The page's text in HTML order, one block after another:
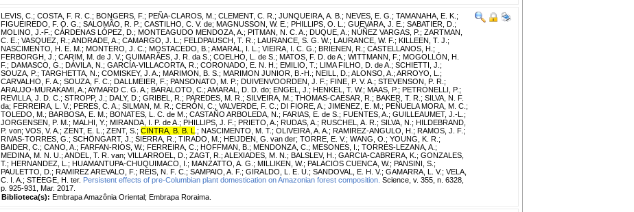
LEVIS, C. ; COSTA, F. R. C. ; BONGERS, F. ; PEÑA-CLAROS, M. ; CLEMENT, C. R. ; JUNQUEIRA, A. B. ; NEVES, E. G. ; TAMANAHA, E. K. ;
FIGUEIREDO, F. O. G. ; SALOMÃO, R. P. ; CASTILHO, C. V. de; MAGNUSSON, W. E. ; PHILLIPS, O. L. ; GUEVARA, J. E. ; SABATIER, D. ;
MOLINO, J.-F. ; CÁRDENAS LÓPEZ, D. ; MONTEAGUDO MENDOZA, A. ; PITMAN, N. C. A. ; DUQUE, A. ; NÚÑEZ VARGAS, P. ; ZARTMAN,
C. E. ; VASQUEZ, R. ; ANDRADE, A. ; CAMARGO, J. L. ; FELDPAUSCH, T. R. ; LAURANCE, S. G. W.; LAURANCE, W. F. ; KILLEEN, T. J. ;
NASCIMENTO, H. E. M. ; MONTERO, J. C. ; MOSTACEDO, B. ; AMARAL, I. L. ; VIEIRA, I. C. G. ; BRIENEN, R. ; CASTELLANOS, H. ;
FERBORGH, J. ; CARIM, M. de J. V.; GUIMARÃES, J. R. da S. ; COELHO, L. de S. ; MATOS, F. D. de A. ; WITTMANN, F. ; MOGOLLÓN, H.
F. ; DAMASCO, G. ; DÁVILA, N. ; GARCÍA-VILLACORTA, R. ; CORONADO, E. N. H. ; EMILIO, T. ; LIMA FILHO, D. de A. ; SCHIETTI, J. ;
SOUZA, P. ; TARGHETTA, N. ; COMISKEY, J. A. ; MARIMON, B. S. ; MARIMON JUNIOR, B.-H. ; NEILL, D. ; ALONSO, A. ; ARROYO, L. ;
CARVALHO, F. A. ; SOUZA, F. C. ; DALLMEIER, F. ; PANSONATO, M. P. ; DUIVENVOORDEN, J. F. ; FINE, P. V. A. ; STEVENSON, P. R. ;
ARAUJO-MURAKAMI, A. ; AYMARD C. G. A. ; BARALOTO, C. ; AMARAL, D. D. do; ENGEL, J. ; HENKEL, T. W.; MAAS, P. ; PETRONELLI, P. ;
REVILLA, J. D. C. ; STROPP, J. ; DALY, D. ; GRIBEL, R. ; PAREDES, M. R. ; SILVEIRA, M. ; THOMAS-CAESAR, R. ; BAKER, T. R. ; SILVA, N. F.
da; FERREIRA, L. V.; PERES, C. A. ; SILMAN, M. R. ; CERÓN, C. ; VALVERDE, F. C. ; DI FIORE, A. ; JIMENEZ, E. M. ; PEÑUELA MORA, M. C. ;
TOLEDO, M. ; BARBOSA, E. M. ; BONATES, L. C. de M. ; CASTAÑO ARBOLEDA, N. ; FARIAS, E. de S. ; FUENTES, A. ; GUILLEAUMET, J.-L. ;
JORGENSEN, P. M. ; MALHI, Y. ; MIRANDA, I. P. de A. ; PHILLIPS, J. F. ; PRIETO, A. ; RUDAS, A. ; RUSCHEL, A. R. ; SILVA, N. ; HILDEBRAND,
P. von; VOS, V. A. ; ZENT, E. L. ; ZENT, S. ; CINTRA, B. B. L ; NASCIMENTO, M. T. ; OLIVEIRA, A. A. ; RAMIREZ-ANGULO, H. ; RAMOS, J. F. ;
RIVAS-TORRES, G. ; SCHÖNGART, J. ; SIERRA, R. ; TIRADO, M. ; HEIJDEN, G. van der; TORRE, E. V.; WANG, O. ; YOUNG, K. R. ;
BAIDER, C. ; CANO, A. ; FARFAN-RIOS, W.; FERREIRA, C. ; HOFFMAN, B. ; MENDONZA, C. ; MESONES, I. ; TORRES-LEZANA, A. ;
MEDINA, M. N. U. ; ANDEL, T. R. van; VILLARROEL, D. ; ZAGT, R. ; ALEXIADES, M. N. ; BALSLEV, H. ; GARCIA-CABRERA, K. ; GONZALES,
T. ; HERNANDEZ, L. ; HUAMANTUPA-CHUQUIMACO, I. ; MANZATTO, A. G. ; MILLIKEN, W.; PALACIOS CUENCA, W.; PANSINI, S. ;
PAULETTO, D. ; RAMIREZ AREVALO, F. ; REIS, N. F. C. ; SAMPAIO, A. F. ; GIRALDO, L. E. U. ; SANDOVAL, E. H. V.; GAMARRA, L. V.; VELA,
C. I. A. ; STEEGE, H. ter. Persistent effects of pre-Columbian plant domestication on Amazonian forest composition. Science, v. 355, n. 6328,
p. 925-931, Mar. 2017.
Biblioteca(s): Embrapa Amazônia Oriental; Embrapa Roraima.